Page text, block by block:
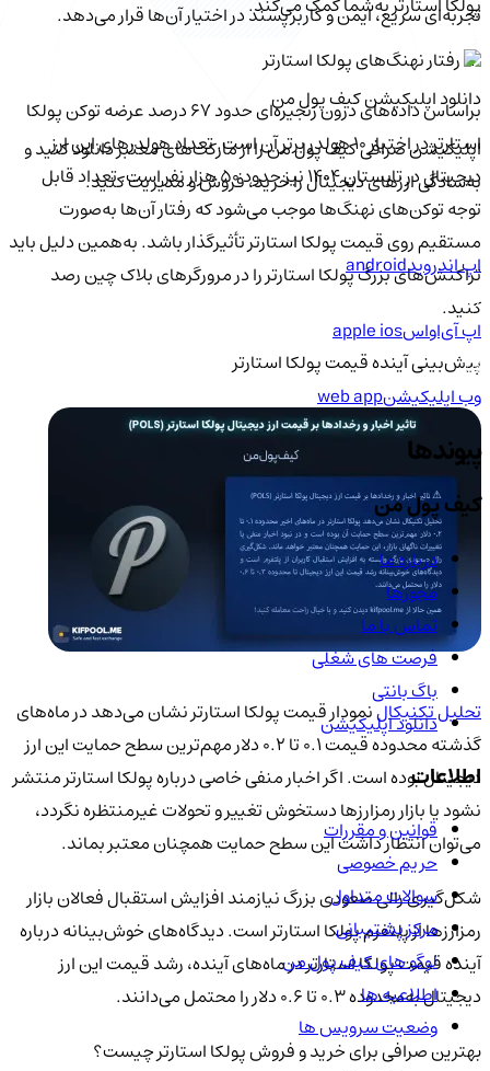
۳. رفتار نهنگ‌های پولکا استارتر
براساس داده‌های درون زنجیره‌ای حدود ۶۷ درصد عرضه توکن پولکا
استارتر در اختیار ۱۰ هولدر برتر آن است. تعداد هولدرهای این ارز
دیجیتال در تابستان ۱۴۰۴ نیز حدود ۵۰ هزار نفر است. تعداد قابل
توجه توکن‌های نهنگ‌ها موجب می‌شود که رفتار آن‌ها به‌صورت
مستقیم روی قیمت پولکا استارتر تأثیرگذار باشد. به‌همین دلیل باید
تراکنش‌های بزرگ پولکا استارتر را در مرورگرهای بلاک چین رصد
کنید.
پیش‌بینی آینده قیمت پولکا استارتر
تحلیل تکنیکالنمودار قیمت پولکا استارتر نشان می‌دهد در ماه‌های
گذشته محدوده قیمت ۰.۱ تا ۰.۲ دلار مهم‌ترین سطح حمایت این ارز
دیجیتال بوده است. اگر اخبار منفی خاصی درباره پولکا استارتر منتشر
نشود یا بازار رمزارزها دستخوش تغییر و تحولات غیرمنتظره نگردد،
می‌توان انتظار داشت این سطح حمایت همچنان معتبر بماند.
شکل‌گیری رالی صعودی بزرگ نیازمند افزایش استقبال فعالان بازار
رمزارزها از پلتفرم پولکا استارتر است. دیدگاه‌های خوش‌بینانه درباره
آینده قیمت پولکا استارتر در ماه‌های آینده، رشد قیمت این ارز
دیجیتال به‌محدوده ۰.۳ تا ۰.۶ دلار را محتمل می‌دانند.
بهترین صرافی برای خرید و فروش پولکا استارتر چیست؟
تجربه‌ای سریع، ایمن و کاربرپسند در اختیار آن‌ها قرار می‌دهد.
دانلود اپلیکیشن کیف‌ پول من
اپلیکیشن صرافی کیف پول من را از مارکت‌های معتبر دانلود کنید و
به‌سادگی ارزهای دیجیتال را خرید، فروش و مدیریت کنید.
اپ اندرویدandroid
اپ آی‌او‌اسapple ios
وب اپلیکیشنweb app
پیوندها
کیف پول من
درباره ما
مجوزها
تماس با ما
فرصت های شغلی
باگ بانتی
دانلود اپلیکیشن
اطلاعات
قوانین و مقررات
حریم خصوصی
سوالات متداول
مرکز پشتیبانی
لوگو های کیف پول من
اطلاعیه ها
وضعیت سرویس ها